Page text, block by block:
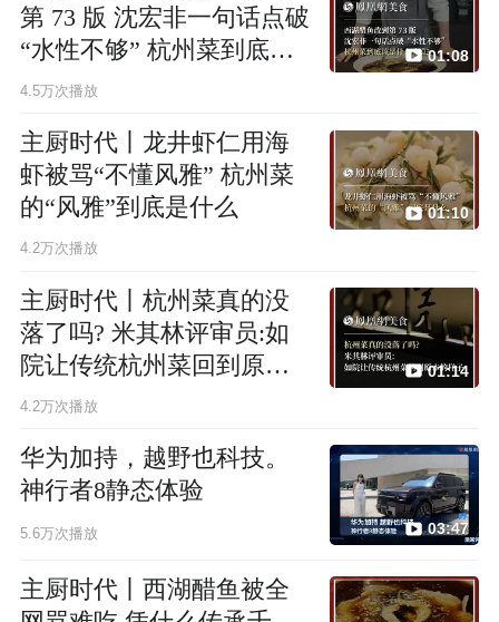
第 73 版 沈宏非一句话点破
“水性不够” 杭州菜到底该
是什么味道?
4.5万次播放
01:08
主厨时代丨龙井虾仁用海
虾被骂“不懂风雅” 杭州菜
的“风雅”到底是什么
4.2万次播放
01:10
主厨时代丨杭州菜真的没
落了吗? 米其林评审员:如
院让传统杭州菜回到原本
的样子
4.2万次播放
01:14
华为加持，越野也科技。
神行者8静态体验
5.6万次播放 03:47
主厨时代丨西湖醋鱼被全